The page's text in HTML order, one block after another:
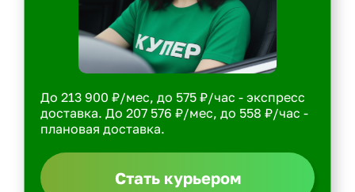
До 213 900 ₽/мес, до 575 ₽/час - экспресс
доставка. До 207 576 ₽/мес, до 558 ₽/час -
плановая доставка.
Стать курьером